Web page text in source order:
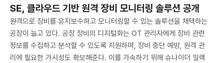
SE, 클라우드 기반 원격 장비 모니터링 솔루션 공개
원격으로 장비를 유지보수하고 모니터링할 수 있는 솔루션을 채택하는
공장이 늘고 있다. 공장 장비의 디지털화는 OT 관리자에게 장비 관련
정보를 수집하고 분석할 수 있도록 지원하며, 장비 중단 예방, 원격 관
리에 필요한 가시성도 확보해준다. 이를 가속하기 위해 슈나이더 일렉